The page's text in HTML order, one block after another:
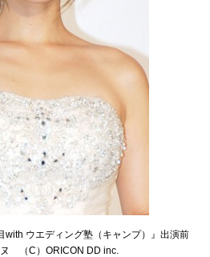
with ウエディング塾（キャンプ）』出演前
ヌ （C）ORICON DD inc.